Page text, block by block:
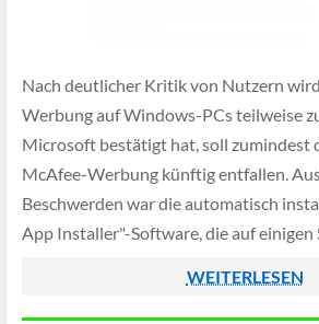
Nach deutlicher Kritik von Nutzern
Werbung auf Windows-PCs teilweise
Microsoft bestätigt hat, soll zumindest
McAfee-Werbung künftig entfallen.
Beschwerden war die automatisch
App Installer"-Software, die auf einigen
WEITERLESEN